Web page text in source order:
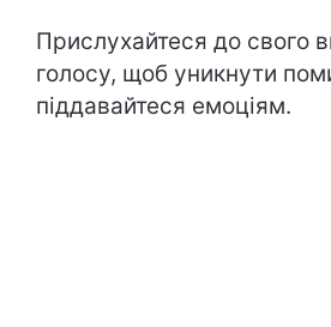
Прислухайтеся до свого
голосу, щоб уникнути
піддавайтеся емоціям.